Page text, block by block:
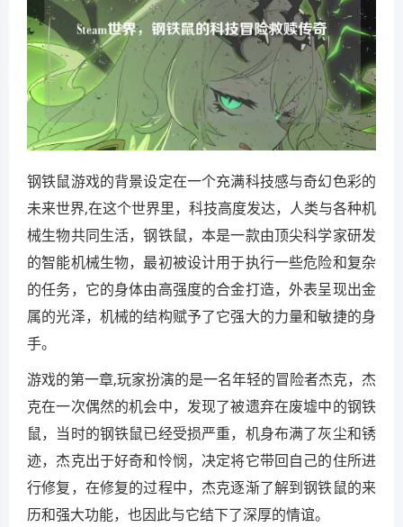
钢铁鼠游戏的背景设定在一个充满科技感与奇幻色彩的
未来世界,在这个世界里，科技高度发达，人类与各种机
械生物共同生活，钢铁鼠，本是一款由顶尖科学家研发
的智能机械生物，最初被设计用于执行一些危险和复杂
的任务，它的身体由高强度的合金打造，外表呈现出金
属的光泽，机械的结构赋予了它强大的力量和敏捷的身
手。
游戏的第一章,玩家扮演的是一名年轻的冒险者杰克，杰
克在一次偶然的机会中，发现了被遗弃在废墟中的钢铁
鼠，当时的钢铁鼠已经受损严重，机身布满了灰尘和锈
迹，杰克出于好奇和怜悯，决定将它带回自己的住所进
行修复，在修复的过程中，杰克逐渐了解到钢铁鼠的来
历和强大功能，也因此与它结下了深厚的情谊。